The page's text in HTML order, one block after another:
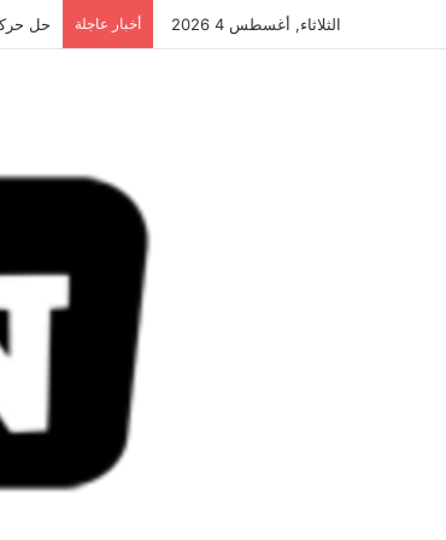
الثلاثاء, أغسطس 4 2026 أخبار عاجلة حل حركة